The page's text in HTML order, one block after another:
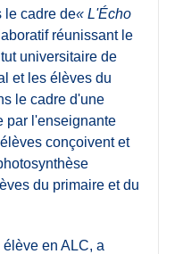
le cadre de« L'Écho
réunissant le
universitaire de
et les élèves du
le cadre d'une
par l'enseignante
conçoivent et
du primaire et du
en ALC, a